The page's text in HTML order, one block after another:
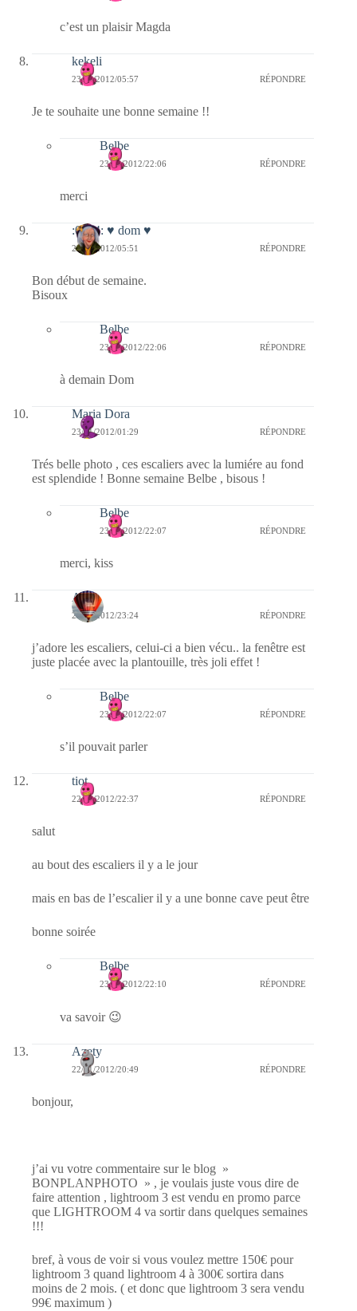
c’est un plaisir Magda
kekeli
23/01/2012/05:57 RÉPONDRE
Je te souhaite une bonne semaine !!
Belbe
23/01/2012/22:06 RÉPONDRE
merci
:0014: ♥ dom ♥
23/01/2012/05:51 RÉPONDRE
Bon début de semaine.
Bisoux
Belbe
23/01/2012/22:06 RÉPONDRE
à demain Dom
Maria Dora
23/01/2012/01:29 RÉPONDRE
Trés belle photo , ces escaliers avec la lumiére au fond
est splendide ! Bonne semaine Belbe , bisous !
Belbe
23/01/2012/22:07 RÉPONDRE
merci, kiss
Ava
22/01/2012/23:24 RÉPONDRE
j’adore les escaliers, celui-ci a bien vécu.. la fenêtre est
juste placée avec la plantouille, très joli effet !
Belbe
23/01/2012/22:07 RÉPONDRE
s’il pouvait parler
tiot
22/01/2012/22:37 RÉPONDRE
salut
au bout des escaliers il y a le jour
mais en bas de l’escalier il y a une bonne cave peut être
bonne soirée
Belbe
23/01/2012/22:10 RÉPONDRE
va savoir 😉
Azety
22/01/2012/20:49 RÉPONDRE
bonjour,
j’ai vu votre commentaire sur le blog »
BONPLANPHOTO » , je voulais juste vous dire de
faire attention , lightroom 3 est vendu en promo parce
que LIGHTROOM 4 va sortir dans quelques semaines
!!!
bref, à vous de voir si vous voulez mettre 150€ pour
lightroom 3 quand lightroom 4 à 300€ sortira dans
moins de 2 mois. ( et donc que lightroom 3 sera vendu
99€ maximum )